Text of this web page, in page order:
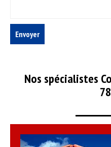
Nos spécialistes